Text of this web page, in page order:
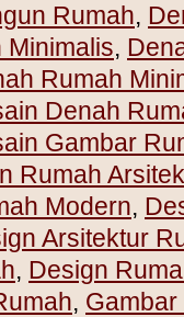
Rumah,
Minimalis,
Rumah
Denah
Gambar
Rumah
Modern,
Arsitektur
, Design
,